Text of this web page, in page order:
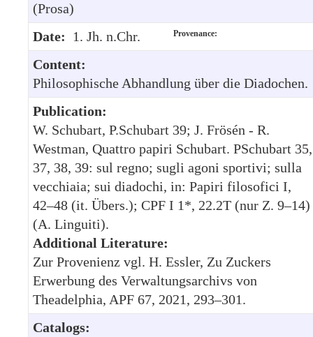
(Prosa)
Date: 1. Jh. n.Chr. Provenance:
Content:
Philosophische Abhandlung über die Diadochen.
Publication:
W. Schubart, P.Schubart 39; J. Frösén - R.
Westman, Quattro papiri Schubart. PSchubart 35,
37, 38, 39: sul regno; sugli agoni sportivi; sulla
vecchiaia; sui diadochi, in: Papiri filosofici I,
42–48 (it. Übers.); CPF I 1*, 22.2T (nur Z. 9–14)
(A. Linguiti).
Additional Literature:
Zur Provenienz vgl. H. Essler, Zu Zuckers
Erwerbung des Verwaltungsarchivs von
Theadelphia, APF 67, 2021, 293–301.
Catalogs: